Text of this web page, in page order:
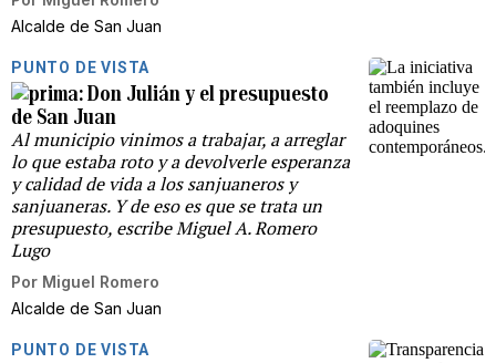
Alcalde de San Juan
PUNTO DE VISTA
Don Julián y el presupuesto
de San Juan
Al municipio vinimos a trabajar, a arreglar
lo que estaba roto y a devolverle esperanza
y calidad de vida a los sanjuaneros y
sanjuaneras. Y de eso es que se trata un
presupuesto, escribe Miguel A. Romero
Lugo
Por Miguel Romero
Alcalde de San Juan
PUNTO DE VISTA